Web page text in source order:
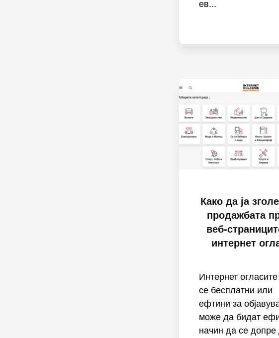
ев...
Како да ја
продажбата
веб-
интернет
Интернет
се бесплатни или
ефтини за
може да бидат
начин да се допре